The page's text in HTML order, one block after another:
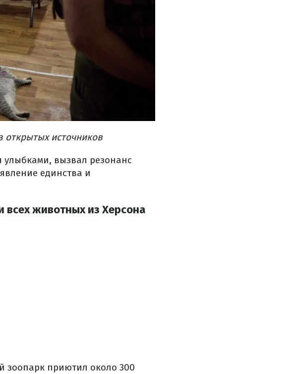
открытых источников
вызвал резонанс
единства и
всех животных из Херсона
зоопарк приютил около 300